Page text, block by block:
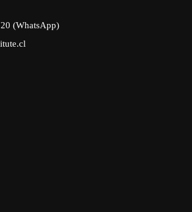
(WhatsApp)